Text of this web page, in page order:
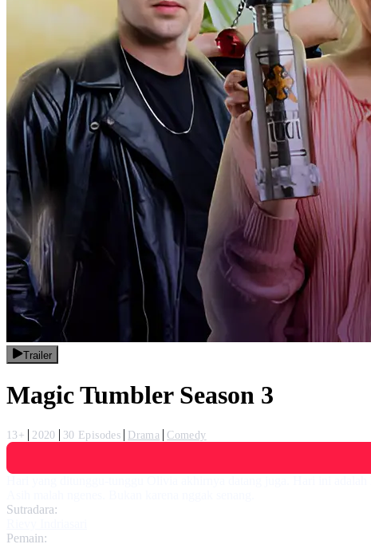
Trailer
Magic Tumbler Season 3
13+ 2020 30 Episodes Drama
Comedy
Sutradara:
Pemain: